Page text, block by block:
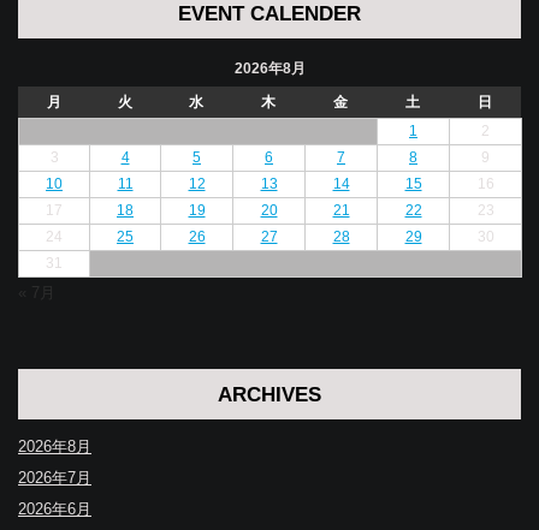
EVENT CALENDER
2026年8月
月
火 水 木 金 土
日
1
2
3
4 5 6 7 8
9
10
11 12 13 14 15
16
17
18 19 20 21 22
23
24
25 26 27 28 29
30
31
« 7月
ARCHIVES
2026年8月
2026年7月
2026年6月